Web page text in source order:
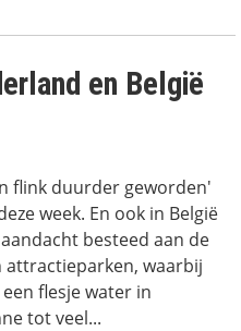
en België
flink duurder geworden'
week. En ook in België
besteed aan de
attractieparken, waarbij
flesje water in
tot veel...